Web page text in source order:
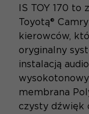
IS TOY 170
Toyotą®
kierowców,
oryginalny
instalacją
membrana
czysty dźwięk